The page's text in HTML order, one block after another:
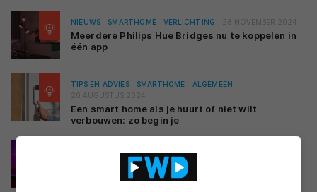
NIEUWS SMARTHOME VERLICHTING 28 NOVEMBER 2024
Meerdere Philips Hue Bridges nu te koppelen in
één app
TIPS EN ADVIES SMARTHOME
ALGEMEEN
20 AUGUSTUS 2024
Een smart home als je huurt of niet wilt
verbouwen: zo begin je
WiZ introduceert nieuwe led-strips en